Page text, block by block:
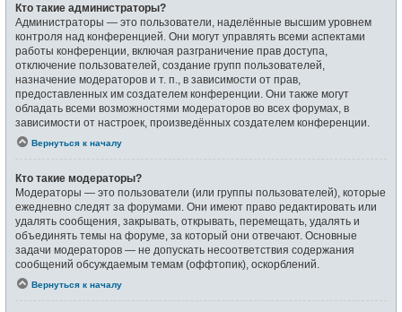
Кто такие администраторы?
Администраторы — это пользователи, наделённые высшим уровнем
контроля над конференцией. Они могут управлять всеми аспектами
работы конференции, включая разграничение прав доступа,
отключение пользователей, создание групп пользователей,
назначение модераторов и т. п., в зависимости от прав,
предоставленных им создателем конференции. Они также могут
обладать всеми возможностями модераторов во всех форумах, в
зависимости от настроек, произведённых создателем конференции.
Вернуться к началу
Кто такие модераторы?
Модераторы — это пользователи (или группы пользователей), которые
ежедневно следят за форумами. Они имеют право редактировать или
удалять сообщения, закрывать, открывать, перемещать, удалять и
объединять темы на форуме, за который они отвечают. Основные
задачи модераторов — не допускать несоответствия содержания
сообщений обсуждаемым темам (оффтопик), оскорблений.
Вернуться к началу